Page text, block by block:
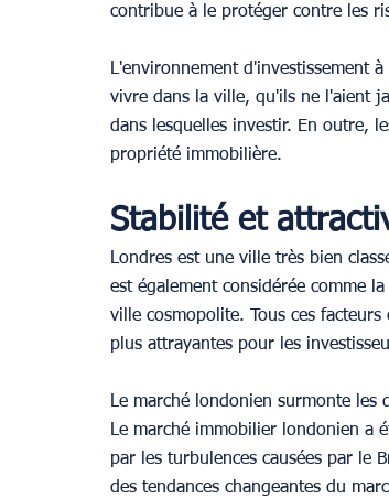
contribue à le protéger contre les
L'environnement d'investissement
vivre dans la ville, qu'ils ne l'aient
dans lesquelles investir. En outre,
propriété immobilière.
Stabilité et
Londres est une ville très bien
est également considérée comme
ville cosmopolite. Tous ces
plus attrayantes pour les
Le marché londonien surmonte les
Le marché immobilier londonien a
par les turbulences causées par le
des tendances changeantes du